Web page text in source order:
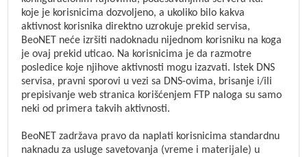
koje je korisnicima dozvoljeno, a ukoliko bilo kakva
aktivnost korisnika direktno uzrokuje prekid servisa,
BeoNET neće izršiti nadoknadu nijednom korisniku na koga
je ovaj prekid uticao. Na korisnicima je da razmotre
posledice koje njihove aktivnosti mogu izazvati. Istek DNS
servisa, pravni sporovi u vezi sa DNS-ovima, brisanje i/ili
prepisivanje web stranica korišćenjem FTP naloga su samo
neki od primera takvih aktivnosti.
BeoNET zadržava pravo da naplati korisnicima standardnu
naknadu za usluge savetovanja (vreme i materijale) u